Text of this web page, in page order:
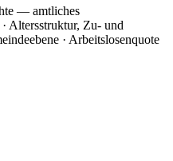
— amtliches
Altersstruktur, Zu- und
· Arbeitslosenquote